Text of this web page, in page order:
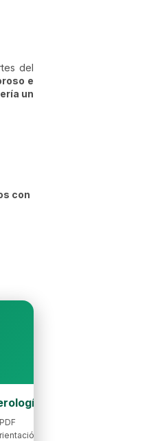
del
e
un
con
2026